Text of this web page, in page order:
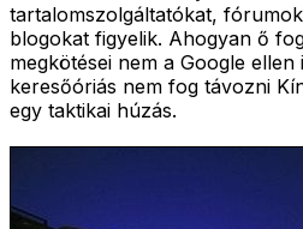
tartalomszolgáltatókat,
blogokat figyelik. Ahogyan ő
megkötései nem a Google
keresőóriás nem fog távozni
egy taktikai húzás.